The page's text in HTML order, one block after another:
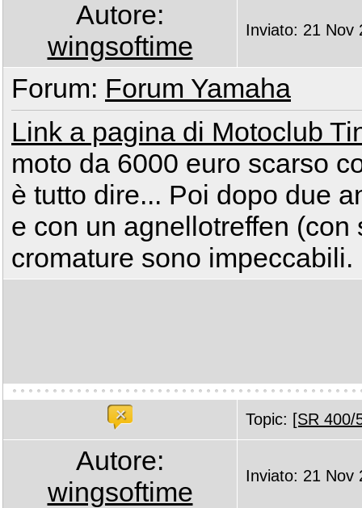
Autore:
wingsoftime
Inviato: 21 Nov
Forum: Forum Yamaha
Link a pagina di Motoclub
moto da 6000 euro scarso
è tutto dire... Poi dopo due
e con un agnellotreffen (con
cromature sono impeccabili.
Topic: [SR 400/
Autore:
wingsoftime
Inviato: 21 Nov